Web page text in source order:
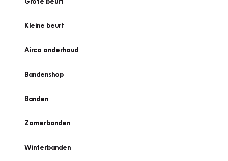
Kleine beurt
Airco onderhoud
Bandenshop
Banden
Zomerbanden
Winterbanden